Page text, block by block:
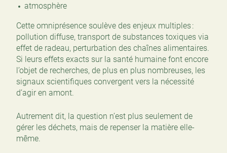
atmosphère
Cette omniprésence soulève des enjeux multiples :
pollution diffuse, transport de substances toxiques via
effet de radeau, perturbation des chaînes alimentaires.
Si leurs effets exacts sur la santé humaine font encore
l’objet de recherches, de plus en plus nombreuses, les
signaux scientifiques convergent vers la nécessité
d’agir en amont.
Autrement dit, la question n’est plus seulement de
gérer les déchets, mais de repenser la matière elle-
même.